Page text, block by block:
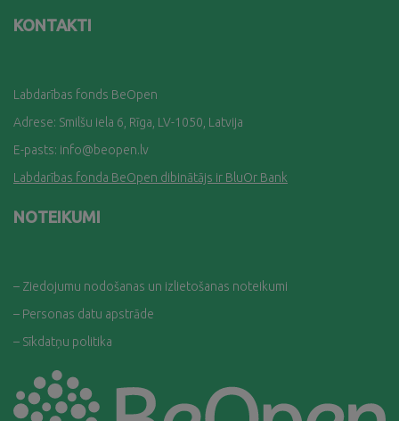
KONTAKTI
Labdarības fonds BeOpen
Adrese: Smilšu iela 6, Rīga, LV-1050, Latvija
E-pasts: info@beopen.lv
Labdarības fonda BeOpen dibinātājs ir BluOr Bank
NOTEIKUMI
– Ziedojumu nodošanas un izlietošanas noteikumi
– Personas datu apstrāde
– Sīkdatņu politika